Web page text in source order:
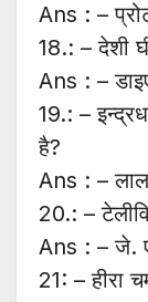
Ans : –
18.: – देशी
Ans : –
19.: –
है?
Ans : –
20.: –
Ans : – जे.
21: – हीरा